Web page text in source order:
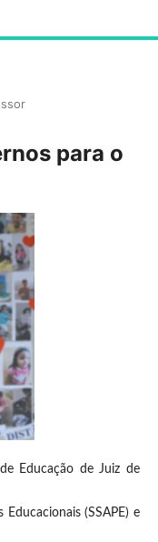
para o
Educação de Juiz de
(SSAPE) e